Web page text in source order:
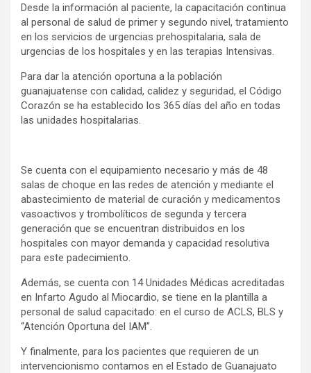
Desde la información al paciente, la capacitación continua
al personal de salud de primer y segundo nivel, tratamiento
en los servicios de urgencias prehospitalaria, sala de
urgencias de los hospitales y en las terapias Intensivas.
Para dar la atención oportuna a la población
guanajuatense con calidad, calidez y seguridad, el Código
Corazón se ha establecido los 365 días del año en todas
las unidades hospitalarias.
Se cuenta con el equipamiento necesario y más de 48
salas de choque en las redes de atención y mediante el
abastecimiento de material de curación y medicamentos
vasoactivos y trombolíticos de segunda y tercera
generación que se encuentran distribuidos en los
hospitales con mayor demanda y capacidad resolutiva
para este padecimiento.
Además, se cuenta con 14 Unidades Médicas acreditadas
en Infarto Agudo al Miocardio, se tiene en la plantilla a
personal de salud capacitado: en el curso de ACLS, BLS y
“Atención Oportuna del IAM”.
Y finalmente, para los pacientes que requieren de un
intervencionismo contamos en el Estado de Guanajuato